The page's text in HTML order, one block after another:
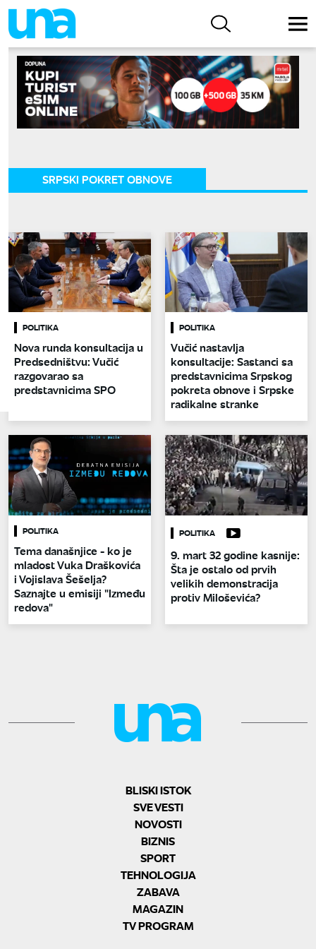
SRPSKI POKRET OBNOVE
POLITIKA
Nova runda konsultacija u
Predsedništvu: Vučić
razgovarao sa
predstavnicima SPO
POLITIKA
Vučić nastavlja
konsultacije: Sastanci sa
predstavnicima Srpskog
pokreta obnove i Srpske
radikalne stranke
POLITIKA
Tema današnjice - ko je
mladost Vuka Draškovića
i Vojislava Šešelja?
Saznajte u emisiji "Između
redova"
POLITIKA
9. mart 32 godine kasnije:
Šta je ostalo od prvih
velikih demonstracija
protiv Miloševića?
BLISKI ISTOK
SVE VESTI
NOVOSTI
BIZNIS
SPORT
TEHNOLOGIJA
ZABAVA
MAGAZIN
TV PROGRAM